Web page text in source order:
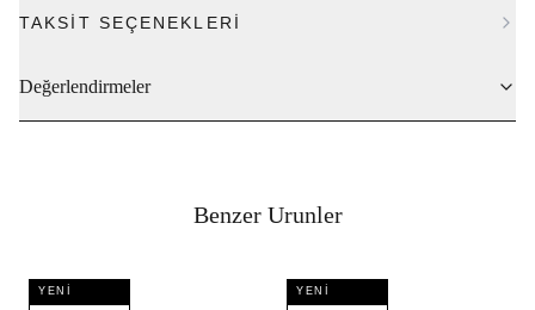
TAKSIT SEÇENEKLERI
Değerlendirmeler
Benzer Urunler
YENI YENI